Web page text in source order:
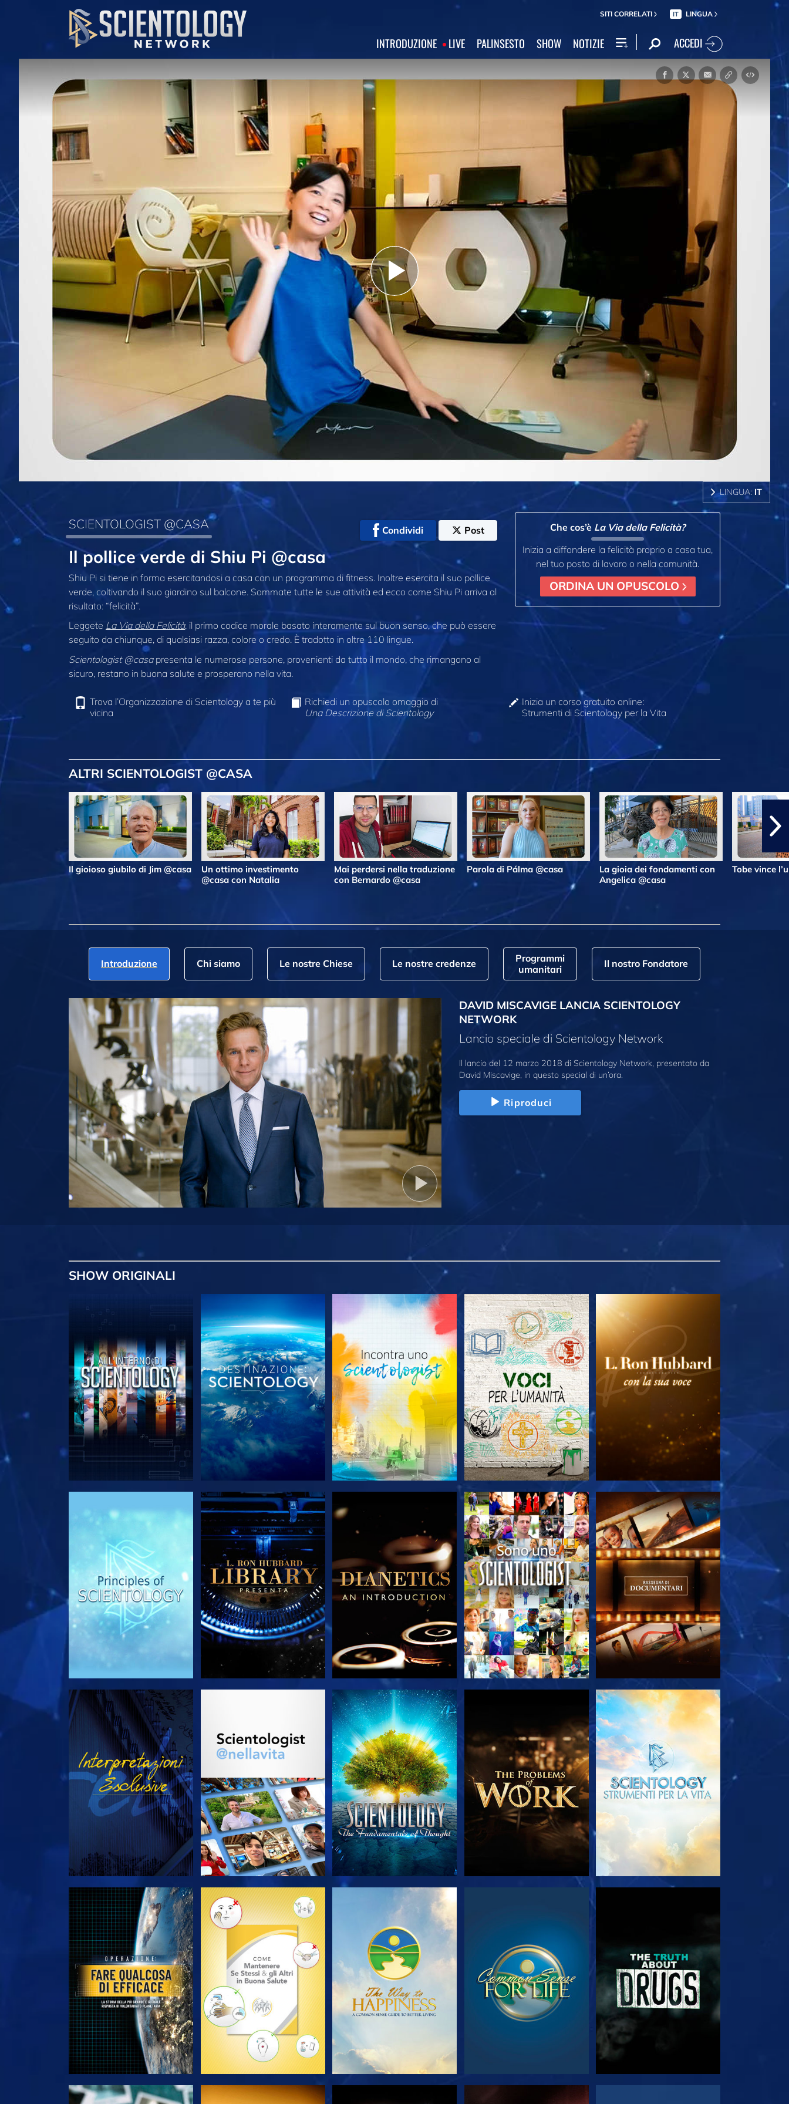
SITI CORRELATI IT LINGUA
INTRODUZIONE LIVE PALINSESTO SHOW NOTIZIE ACCEDI
Play
Video
LINGUA: IT
SCIENTOLOGIST @CASA Condividi Post
Il pollice verde di Shiu Pi @casa
Shiu Pi si tiene in forma esercitandosi a casa con un programma di fitness. Inoltre esercita il suo pollice
verde, coltivando il suo giardino sul balcone. Sommate tutte le sue attività ed ecco come Shiu Pi arriva al
risultato: “felicità”.
Leggete La Via della Felicità, il primo codice morale basato interamente sul buon senso, che può essere
seguito da chiunque, di qualsiasi razza, colore o credo. È tradotto in oltre 110 lingue.
Scientologist @casapresenta le numerose persone, provenienti da tutto il mondo, che rimangono al
sicuro, restano in buona salute e prosperano nella vita.
Che cos’è La Via della Felicità?
Inizia a diffondere la felicità proprio a casa tua,
nel tuo posto di lavoro o nella comunità.
ORDINA UN OPUSCOLO
Trova l’Organizzazione di Scientology a te più
vicina
Richiedi un opuscolo omaggio di
Una Descrizione di Scientology
Inizia un corso gratuito online:
Strumenti di Scientology per la Vita
ALTRI SCIENTOLOGIST @CASA
Il gioioso giubilo di Jim @casa
Un ottimo investimento
@casa con Natalia
Mai perdersi nella traduzione
con Bernardo @casa
Parola di Pálma @casa
La gioia dei fondamenti con
Angelica @casa
Tobe vince
Introduzione Chi siamo Le nostre Chiese Le nostre credenze
Programmi
umanitari
Il nostro Fondatore
DAVID MISCAVIGE LANCIA SCIENTOLOGY
NETWORK
Lancio speciale di Scientology Network
Il lancio del 12 marzo 2018 di Scientology Network, presentato da
David Miscavige, in questo special di un’ora.
Riproduci
SHOW ORIGINALI
ESPLORA LE SERIE ESPLORA LE SERIE ESPLORA LE SERIE ESPLORA LE SERIE ESPLORA LE SERIE
GUARDA GUARDA ESPLORA LE SERIE
ESPLORA LE SERIE ESPLORA LE SERIE